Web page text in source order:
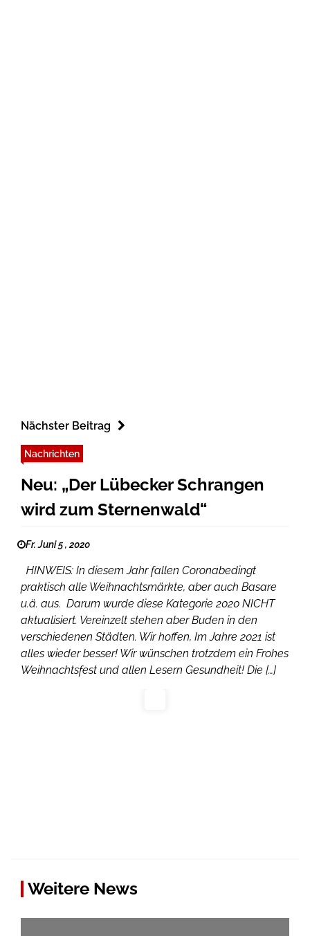
Nächster Beitrag
Nachrichten
Neu: „Der Lübecker Schrangen
wird zum Sternenwald“
Fr. Juni 5 , 2020
HINWEIS: In diesem Jahr fallen Coronabedingt
praktisch alle Weihnachtsmärkte, aber auch Basare
u.ä. aus. Darum wurde diese Kategorie 2020 NICHT
aktualisiert. Vereinzelt stehen aber Buden in den
verschiedenen Städten. Wir hoffen, Im Jahre 2021 ist
alles wieder besser! Wir wünschen trotzdem ein Frohes
Weihnachtsfest und allen Lesern Gesundheit! Die […]
Weitere News